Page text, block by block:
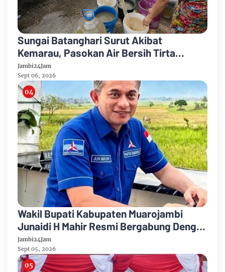
Sungai Batanghari Surut Akibat
Kemarau, Pasokan Air Bersih Tirta
Mayang Jambi Keruh
Jambi24Jam
Sept 06, 2026
Wakil Bupati Kabupaten Muarojambi
Junaidi H Mahir Resmi Bergabung Dengan
Partai Demikrat
Jambi24Jam
Sept 05, 2026